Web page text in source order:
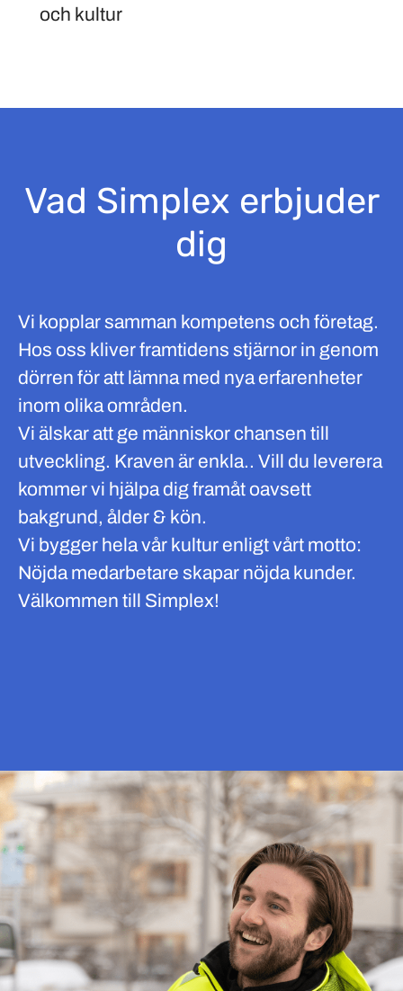
och kultur
Vad Simplex erbjuder
dig
Vi kopplar samman kompetens och företag.
Hos oss kliver framtidens stjärnor in genom
dörren för att lämna med nya erfarenheter
inom olika områden.
Vi älskar att ge människor chansen till
utveckling. Kraven är enkla.. Vill du leverera
kommer vi hjälpa dig framåt oavsett
bakgrund, ålder & kön.
Vi bygger hela vår kultur enligt vårt motto:
Nöjda medarbetare skapar nöjda kunder.
Välkommen till Simplex!